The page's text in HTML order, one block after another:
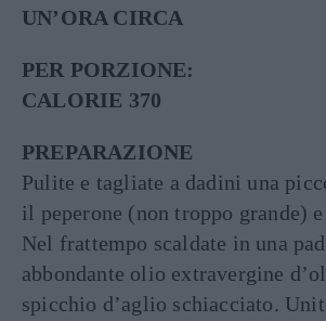
UN’ORA CIRCA
PER PORZIONE:
CALORIE 370
PREPARAZIONE
Pulite e tagliate a dadini una
il peperone (non troppo grande)
Nel frattempo scaldate in una
abbondante olio extravergine
spicchio d’aglio schiacciato.